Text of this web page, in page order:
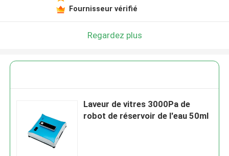
Fournisseur vérifié
Regardez plus
Laveur de vitres 3000Pa de
robot de réservoir de l'eau 50ml